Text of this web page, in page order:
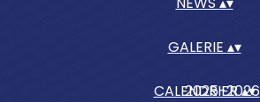
GALERIE ▴▾
2025-2026
CALENDRIER▴▾